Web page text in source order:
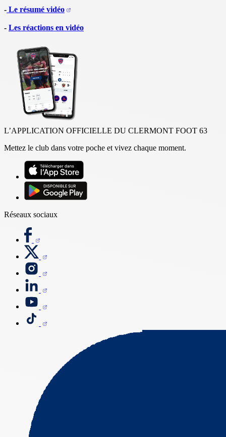
- Le résumé vidéo
- Les réactions en vidéo
L’APPLICATION OFFICIELLE DU CLERMONT FOOT 63
Mettez le club dans votre poche et vivez chaque moment.
Réseaux sociaux